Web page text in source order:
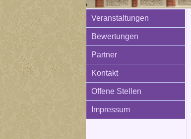
Veranstaltungen
Bewertungen
Partner
Kontakt
Offene Stellen
Impressum